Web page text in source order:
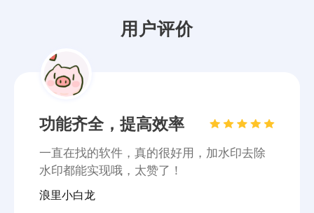
用户评价
体验良好，装机必备
水印就这么去除掉了，试了这么多软件就这
个最满意，啥都不用说了试试就知道啦~
文言予果